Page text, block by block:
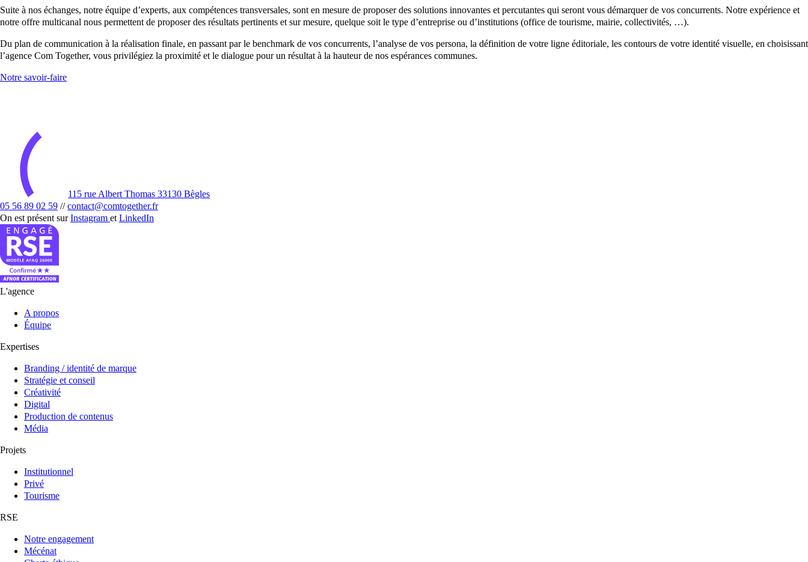
Suite à nos échanges, notre équipe d’experts, aux compétences transversales, sont en mesure de proposer des solutions innovantes et percutantes qui seront vous démarquer de vos concurrents. Notre expérience et
notre offre multicanal nous permettent de proposer des résultats pertinents et sur mesure, quelque soit le type d’entreprise ou d’institutions (office de tourisme, mairie, collectivités, …).
Du plan de communication à la réalisation finale, en passant par le benchmark de vos concurrents, l’analyse de vos persona, la définition de votre ligne éditoriale, les contours de votre identité visuelle, en choisissant
l’agence Com Together, vous privilégiez la proximité et le dialogue pour un résultat à la hauteur de nos espérances communes.
Notre savoir-faire
115 rue Albert Thomas 33130 Bègles
05 56 89 02 59 // contact@comtogether.fr
On est présent surInstagram et LinkedIn
L'agence
A propos
Équipe
Expertises
Branding / identité de marque
Stratégie et conseil
Créativité
Digital
Production de contenus
Média
Projets
Institutionnel
Privé
Tourisme
RSE
Notre engagement
Mécénat